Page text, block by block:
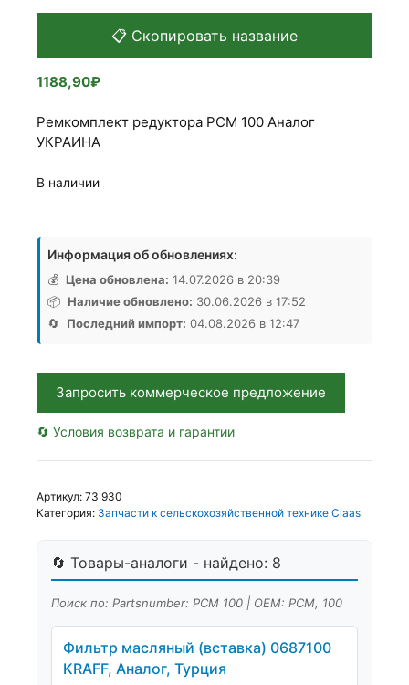
📋 Скопировать название
1188,90₽
Ремкомплект редуктора РСМ 100 Аналог
УКРАИНА
В наличии
товара
Ремкомплект
редуктора
РСМ
100,
Аналог,
Информация об обновлениях:
💰 Цена обновлена: 14.07.2026 в 20:39
📦 Наличие обновлено: 30.06.2026 в 17:52
🔄
Последний импорт: 04.08.2026 в 12:47
Запросить коммерческое предложение
🔄 Условия возврата и гарантии
Артикул: 73 930
Категория: Запчасти к сельскохозяйственной технике Claas
🔄 Товары-аналоги - найдено: 8
Поиск по: Partsnumber: РСМ 100 | OEM: РСМ, 100
Фильтр масляный (вставка) 0687100
KRAFF, Аналог, Турция